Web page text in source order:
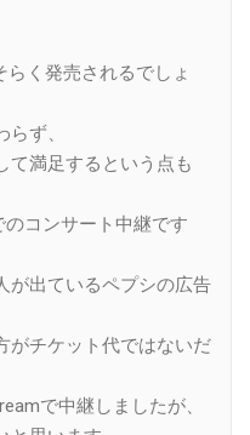
らく発売されるでしょ
ず、
て満足するという点も
コンサート中継です
が出ているペプシの広告
がチケット代ではないだ
で中継しましたが、